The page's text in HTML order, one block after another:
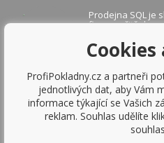
Prodejna SQL je
firmu, určitě
Roman K., Frýdek
„Super rychlý
mi vyhovuje a
očekávala"
Markéta V ., Brno
Cookies
ProfiPokladny.cz a partneři
jednotlivých dat, aby Vám
informace týkající se Vašich
reklam. Souhlas udělíte